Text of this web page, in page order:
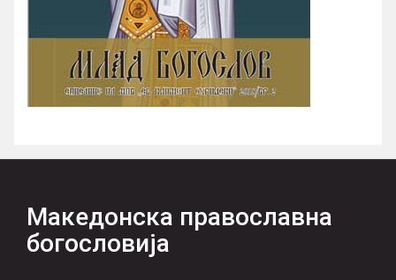
Македонска православна
богословија